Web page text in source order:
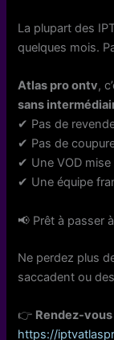
La plupart des
quelques mois.
Atlas pro ontv,
sans
✔ Pas de
✔ Pas de
✔ Une VOD
✔ Une équipe
📢 Prêt à passer
Ne perdez plus
saccadent ou
👉 Rendez-
https://